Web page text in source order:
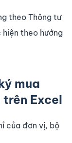
theo Thông tư
theo hướng
mua
Excel
của đơn vị, bộ